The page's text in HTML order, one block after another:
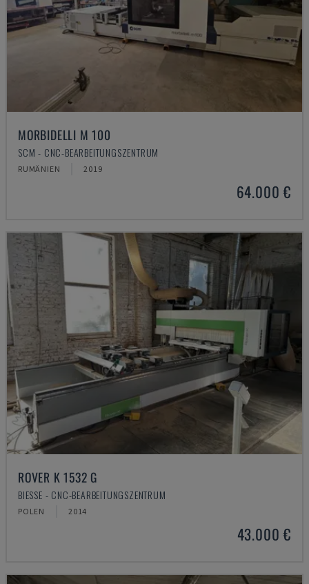
MORBIDELLI M 100
SCM - CNC-BEARBEITUNGSZENTRUM
RUMÄNIEN 2019
64.000 €
ROVER K 1532 G
BIESSE - CNC-BEARBEITUNGSZENTRUM
POLEN 2014
43.000 €